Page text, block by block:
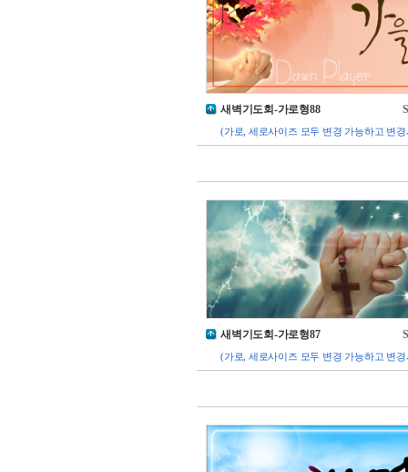
새벽기도회-가로형88
(가로, 세로사이즈 모두 변경 가능하고 변
새벽기도회-가로형87
(가로, 세로사이즈 모두 변경 가능하고 변